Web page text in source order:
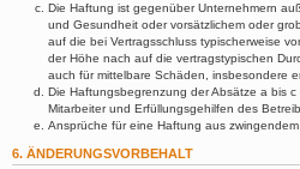
Die Haftung ist gegenüber Unternehmern
und Gesundheit oder vorsätzlichem oder
auf die bei Vertragsschluss typischerweise
der Höhe nach auf die vertragstypischen
auch für mittelbare Schäden, insbesondere
Die Haftungsbegrenzung der Absätze a bis
Mitarbeiter und Erfüllungsgehilfen des
Ansprüche für eine Haftung aus
6. ÄNDERUNGSVORBEHALT